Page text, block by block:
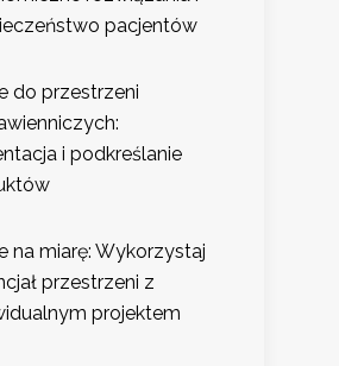
pacjentów
do przestrzeni
i podkreślanie
na miarę: Wykorzystaj
przestrzeni z
projektem